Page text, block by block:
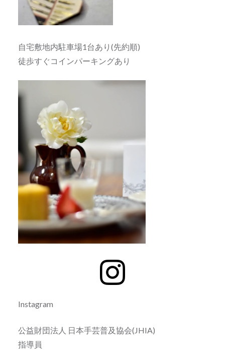
自宅敷地内駐車場1台あり(先約順)
徒歩すぐコインパーキングあり
Instagram
公益財団法人 日本手芸普及協会(JHIA)
指導員